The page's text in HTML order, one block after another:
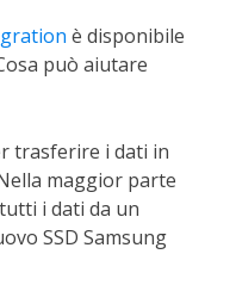
è disponibile
può aiutare
trasferire i dati in
maggior parte
i dati da un
SSD Samsung